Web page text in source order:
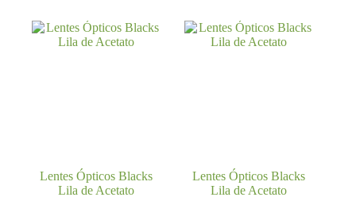
Lentes Ópticos Blacks
Lila de Acetato
Lentes Ópticos Blacks
Lila de Acetato